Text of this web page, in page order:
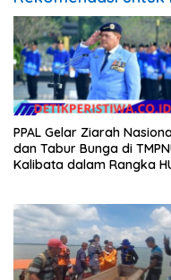
PPAL Gelar Ziarah
dan Tabur Bunga di
Kalibata dalam Rangka